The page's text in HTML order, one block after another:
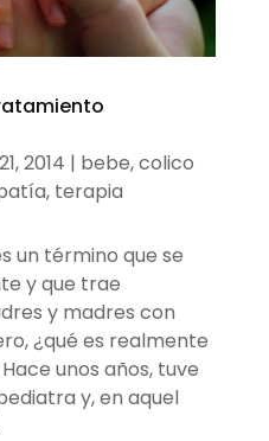
2014 | bebe,colico
, terapia
un término que se
y que trae
y madres con
¿qué es realmente
unos años, tuve
y, en aquel